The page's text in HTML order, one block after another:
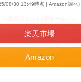
08/30 13:49時点 | Amazon調べ）
Amazon
楽天市場